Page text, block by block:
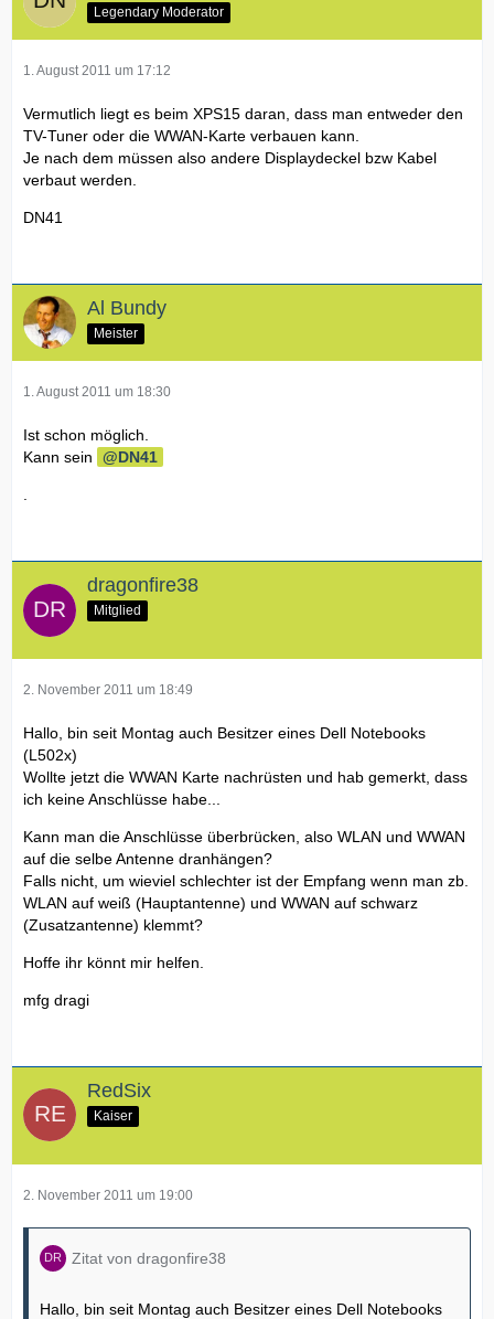
Legendary Moderator
1. August 2011 um 17:12
Vermutlich liegt es beim XPS15 daran, dass man entweder den
TV-Tuner oder die WWAN-Karte verbauen kann.
Je nach dem müssen also andere Displaydeckel bzw Kabel
verbaut werden.
DN41
Al Bundy
Meister
1. August 2011 um 18:30
Ist schon möglich.
Kann sein
DN41
dragonfire38
Mitglied
2. November 2011 um 18:49
Hallo, bin seit Montag auch Besitzer eines Dell Notebooks
(L502x)
Wollte jetzt die WWAN Karte nachrüsten und hab gemerkt, dass
ich keine Anschlüsse habe...
Kann man die Anschlüsse überbrücken, also WLAN und WWAN
auf die selbe Antenne dranhängen?
Falls nicht, um wieviel schlechter ist der Empfang wenn man zb.
WLAN auf weiß (Hauptantenne) und WWAN auf schwarz
(Zusatzantenne) klemmt?
Hoffe ihr könnt mir helfen.
mfg dragi
RedSix
Kaiser
2. November 2011 um 19:00
Zitat von dragonfire38
Hallo, bin seit Montag auch Besitzer eines Dell Notebooks